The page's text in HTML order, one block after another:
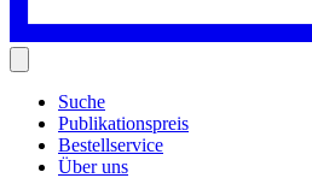
Suche
Publikationspreis
Bestellservice
Über uns